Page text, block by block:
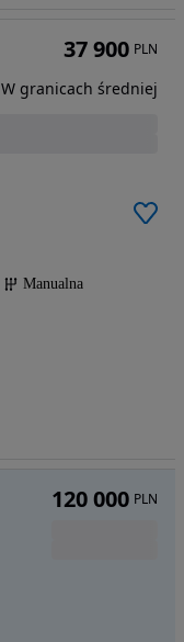
Manualna
37 900 PLN
W granicach średniej
120 000 PLN